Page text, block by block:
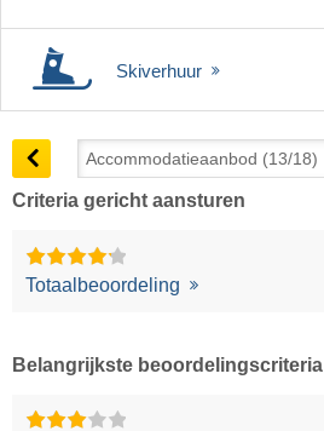
Skiverhuur
Criteria gericht aansturen
Totaalbeoordeling
Belangrijkste beoordelingscriteria